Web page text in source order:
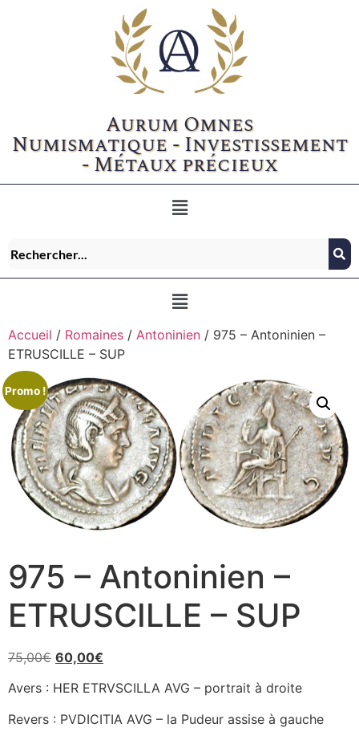
Aurum Omnes
Numismatique - Investissement
- Métaux précieux
Accueil / Romaines / Antoninien / 975 – Antoninien –
ETRUSCILLE – SUP
Promo !
975 – Antoninien –
ETRUSCILLE – SUP
75,00€ 60,00€
Avers : HER ETRVSCILLA AVG – portrait à droite
Revers : PVDICITIA AVG – la Pudeur assise à gauche